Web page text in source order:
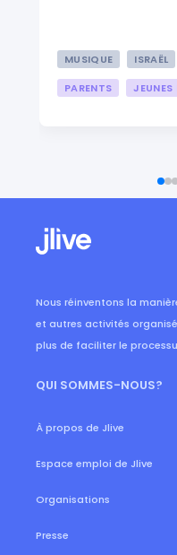
MUSIQUE ISRAËL
PARENTS
JEUNES
Nous réinventons la
et autres activités
plus de faciliter le
QUI SOMMES-NOUS?
À propos de Jlive
Espace emploi de Jlive
Organisations
Presse